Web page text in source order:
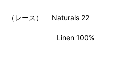
（レース） Naturals 22
Linen 100%